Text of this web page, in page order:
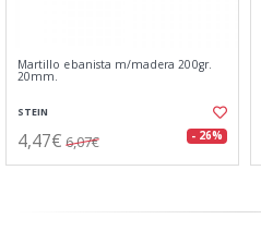
Martillo ebanista m/madera 200gr.
20mm.
STEIN
4,47€ 6,07€ - 26%